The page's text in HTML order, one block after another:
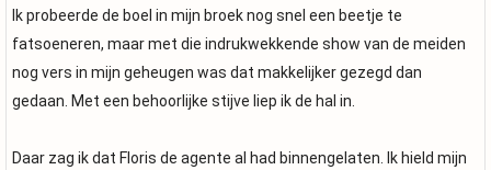
Ik probeerde de boel in mijn broek nog snel een beetje te
fatsoeneren, maar met die indrukwekkende show van de meiden
nog vers in mijn geheugen was dat makkelijker gezegd dan
gedaan. Met een behoorlijke stijve liep ik de hal in.
Daar zag ik dat Floris de agente al had binnengelaten. Ik hield mijn